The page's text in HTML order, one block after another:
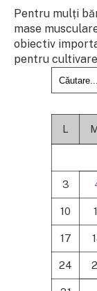
Pentru mulți
mase
obiectiv
pentru
L
3
10
17
24